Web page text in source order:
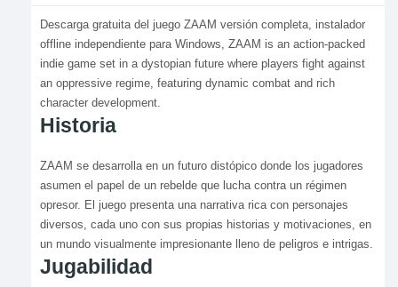
Descarga gratuita del juego ZAAM versión completa, instalador
offline independiente para Windows, ZAAM is an action-packed
indie game set in a dystopian future where players fight against
an oppressive regime, featuring dynamic combat and rich
character development.
Historia
ZAAM se desarrolla en un futuro distópico donde los jugadores
asumen el papel de un rebelde que lucha contra un régimen
opresor. El juego presenta una narrativa rica con personajes
diversos, cada uno con sus propias historias y motivaciones, en
un mundo visualmente impresionante lleno de peligros e intrigas.
Jugabilidad